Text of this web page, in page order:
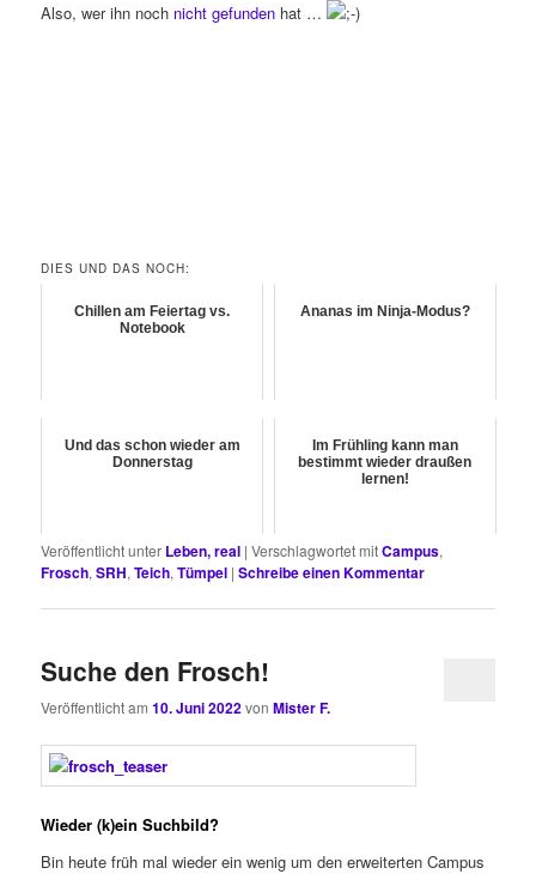
Also, wer ihn noch nicht gefunden hat …
DIES UND DAS NOCH:
Chillen am Feiertag vs.
Notebook
Ananas im Ninja-Modus?
Und das schon wieder am
Donnerstag
Im Frühling kann man
bestimmt wieder draußen
lernen!
Veröffentlicht unter Leben, real |Verschlagwortet mitCampus,
Frosch,SRH,Teich,Tümpel |Schreibe einen Kommentar
Suche den Frosch!
Veröffentlicht am10. Juni 2022vonMister F.
Wieder (k)ein Suchbild?
Bin heute früh mal wieder ein wenig um den erweiterten Campus